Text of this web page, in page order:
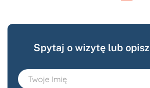
Spytaj o wizytę lub